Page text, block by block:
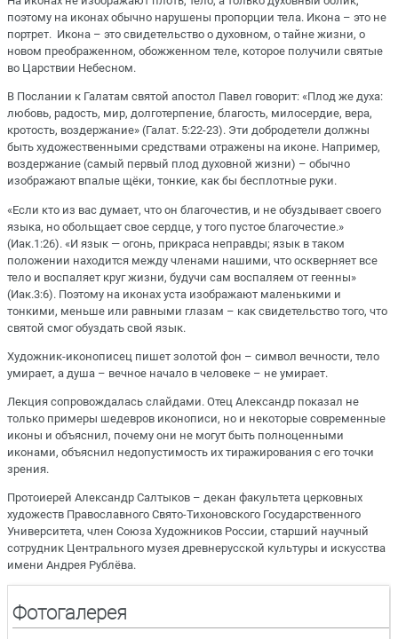
поэтому на иконах обычно нарушены пропорции тела. Икона – это не
портрет. Икона – это свидетельство о духовном, о тайне жизни, о
новом преображенном, обожженном теле, которое получили святые
во Царствии Небесном.
В Послании к Галатам святой апостол Павел говорит: «Плод же духа:
любовь, радость, мир, долготерпение, благость, милосердие, вера,
кротость, воздержание» (Галат. 5:22-23). Эти добродетели должны
быть художественными средствами отражены на иконе. Например,
воздержание (самый первый плод духовной жизни) – обычно
изображают впалые щёки, тонкие, как бы бесплотные руки.
«Если кто из вас думает, что он благочестив, и не обуздывает своего
языка, но обольщает свое сердце, у того пустое благочестие.»
(Иак.1:26). «И язык — огонь, прикраса неправды; язык в таком
положении находится между членами нашими, что оскверняет все
тело и воспаляет круг жизни, будучи сам воспаляем от геенны»
(Иак.3:6). Поэтому на иконах уста изображают маленькими и
тонкими, меньше или равными глазам – как свидетельство того, что
святой смог обуздать свой язык.
Художник-иконописец пишет золотой фон – символ вечности, тело
умирает, а душа – вечное начало в человеке – не умирает.
Лекция сопровождалась слайдами. Отец Александр показал не
только примеры шедевров иконописи, но и некоторые современные
иконы и объяснил, почему они не могут быть полноценными
иконами, объяснил недопустимость их тиражирования с его точки
зрения.
Протоиерей Александр Салтыков – декан факультета церковных
художеств Православного Свято-Тихоновского Государственного
Университета, член Союза Художников России, старший научный
сотрудник Центрального музея древнерусской культуры и искусства
имени Андрея Рублёва.
Фотогалерея